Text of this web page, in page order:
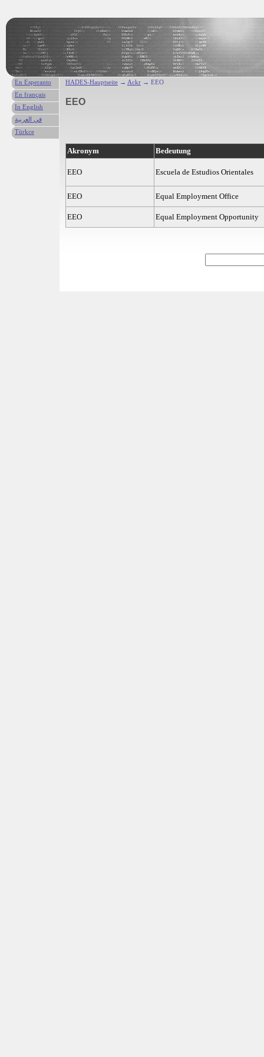
HADES-Hauptseite → Ackr → EEO
EEO
Akronym Bedeutung
EEO Escuela de Estudios Orientales
EEO Equal Employment Office
EEO Equal Employment Opportunity
En Esperanto
En français
In English
في العربية
Türkce